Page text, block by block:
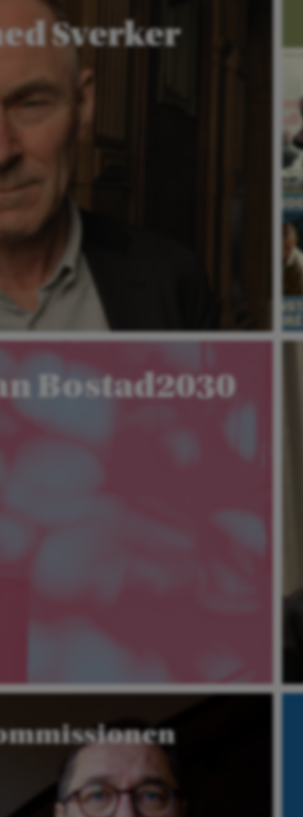
Sverker
Bostad2030